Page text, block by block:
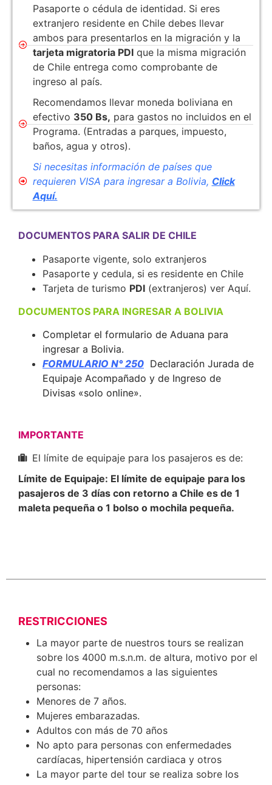
Pasaporte o cédula de identidad. Si eres
extranjero residente en Chile debes llevar
ambos para presentarlos en la migración y la
tarjeta migratoria PDIque la misma migración
de Chile entrega como comprobante de
ingreso al país.
Recomendamos llevar moneda boliviana en
efectivo 350 Bs, para gastos no incluidos en el
Programa. (Entradas a parques, impuesto,
baños, agua y otros).
Si necesitas información de países que
requieren VISA para ingresar a Bolivia, Click
Aquí.
DOCUMENTOS PARA SALIR DE CHILE
Pasaporte vigente, solo extranjeros
Pasaporte y cedula, si es residente en Chile
Tarjeta de turismo PDI (extranjeros) ver Aquí.
DOCUMENTOS PARA INGRESAR A BOLIVIA
Completar el formulario de Aduana para
ingresar a Bolivia.
FORMULARIO N° 250 Declaración Jurada de
Equipaje Acompañado y de Ingreso de
Divisas «solo online».
IMPORTANTE
El límite de equipaje para los pasajeros es de:
Límite de Equipaje: El límite de equipaje para los
pasajeros de 3 días con retorno a Chile es de 1
maleta pequeña o 1 bolso o mochila pequeña.
RESTRICCIONES
La mayor parte de nuestros tours se realizan
sobre los 4000 m.s.n.m. de altura, motivo por el
cual no recomendamos a las siguientes
personas:
Menores de 7 años.
Mujeres embarazadas.
Adultos con más de 70 años
No apto para personas con enfermedades
cardíacas, hipertensión cardiaca y otros
La mayor parte del tour se realiza sobre los